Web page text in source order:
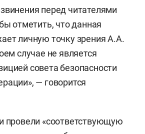
перед читателями
отметить, что данная
личную точку зрения А.А.
случае не является
совета безопасности
— говорится
провели «соответствующую